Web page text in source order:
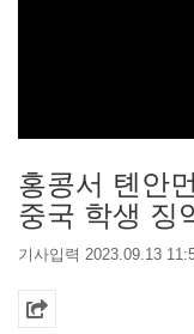
홍콩서 톈안
중국 학생 징
기사입력 2023.09.13